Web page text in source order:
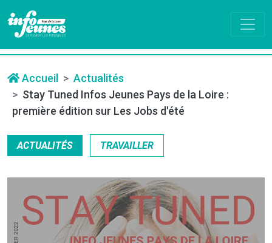
Accueil
Actualités
Stay Tuned Infos Jeunes Pays de la Loire :
première édition sur Les Jobs d'été
ACTUALITÉS TRAVAILLER